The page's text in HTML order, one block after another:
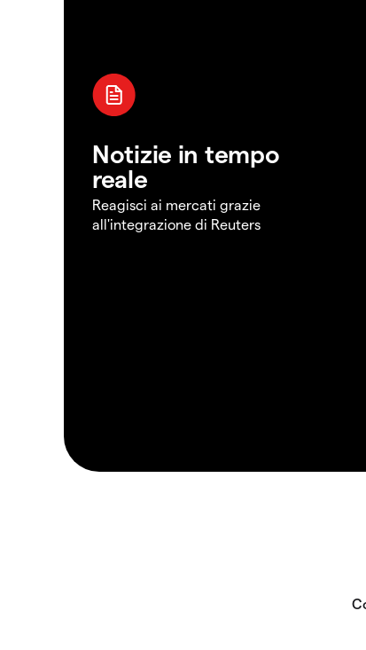
Notizie in tempo
reale
Reagisci ai mercati grazie
all'integrazione di Reuters